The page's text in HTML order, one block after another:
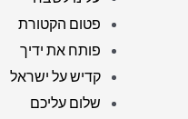
פטום הקטורת
פותח את ידיך
קדיש על ישראל
שלום עליכם